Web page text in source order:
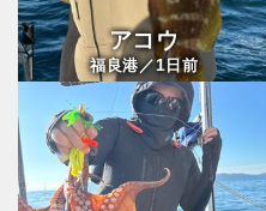
アコウ
福良港／1 日前